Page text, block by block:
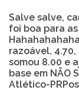
Salve salve,
foi boa para
razoável,
somou 8.00 e
base em NÃO
Atlético-